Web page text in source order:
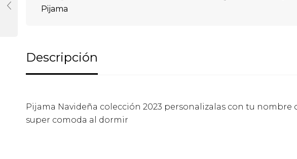
Pijama
Descripción
Pijama Navideña colección 2023 personalizalas con tu
super comoda al dormir